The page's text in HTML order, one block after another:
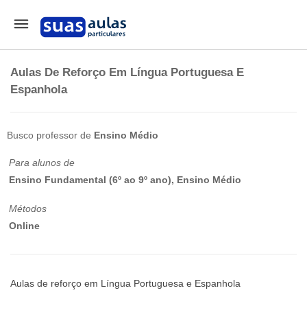
Aulas De Reforço Em Língua Portuguesa E
Espanhola
Busco professor de Ensino Médio
Para alunos de
Ensino Fundamental (6º ao 9º ano), Ensino Médio
Métodos
Online
Aulas de reforço em Língua Portuguesa e Espanhola